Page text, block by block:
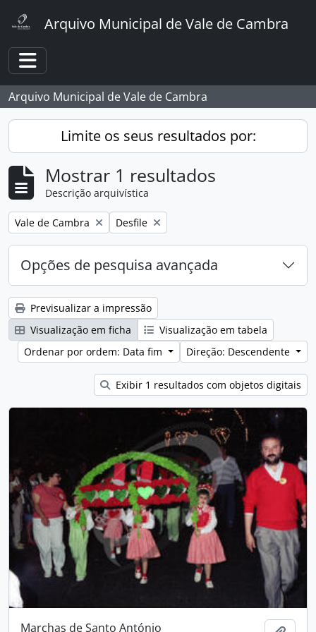
Arquivo Municipal de Vale de Cambra
Toggle navigation
Arquivo Municipal de Vale de Cambra
Limite os seus resultados por:
Mostrar 1 resultados
Descrição arquivística
Remover filtro:
Vale de Cambra Remover filtro:
Desfile
Opções de pesquisa avançada
Previsualizar a impressão
Visualização em ficha
Visualização em tabela
Ordenar por ordem: Data fim
Direção: Descendente
Exibir 1 resultados com objetos digitais
Marchas de Santo António